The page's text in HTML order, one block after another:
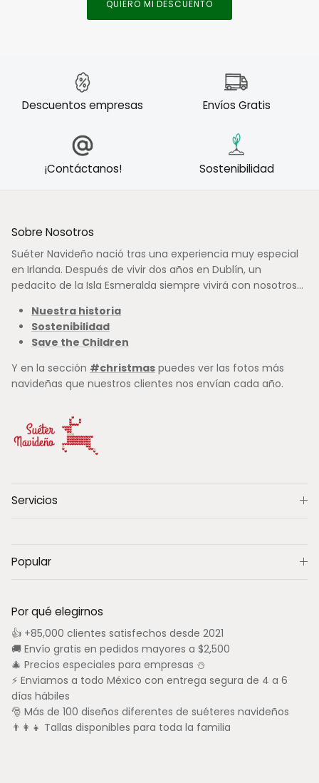
QUIERO MI DESCUENTO
Descuentos empresas Envíos Gratis
¡Contáctanos! Sostenibilidad
Sobre Nosotros
Suéter Navideño nació tras una experiencia muy especial
en Irlanda. Después de vivir dos años en Dublín, un
pedacito de la Isla Esmeralda siempre vivirá con nosotros...
Nuestra historia
Sostenibilidad
Save the Children
Y en la sección #christmas puedes ver las fotos más
navideñas que nuestros clientes nos envían cada año.
Servicios
Popular
Por qué elegirnos
👍 +85,000 clientes satisfechos desde 2021
🚚 Envío gratis en pedidos mayores a $2,500
🎄 Precios especiales para empresas ⛄
⚡ Enviamos a todo México con entrega segura de 4 a 6
días hábiles
🎅 Más de 100 diseños diferentes de suéteres navideños
👨‍👩‍👧 Tallas disponibles para toda la familia